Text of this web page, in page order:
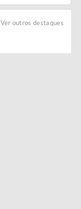
Ver outros destaques